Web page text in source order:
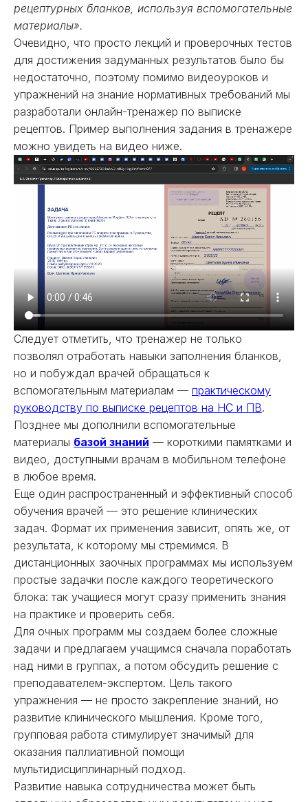
рецептурных бланков, используя вспомогательные
материалы».
Очевидно, что просто лекций и проверочных тестов
для достижения задуманных результатов было бы
недостаточно, поэтому помимо видеоуроков и
упражнений на знание нормативных требований мы
разработали онлайн-тренажер по выписке
рецептов. Пример выполнения задания в тренажере
можно увидеть на видео ниже.
Следует отметить, что тренажер не только
позволял отработать навыки заполнения бланков,
но и побуждал врачей обращаться к
вспомогательным материалам — практическому
руководству по выписке рецептов на НС и ПВ.
Позднее мы дополнили вспомогательные
материалы базой знаний — короткими памятками и
видео, доступными врачам в мобильном телефоне
в любое время.
Еще один распространенный и эффективный способ
обучения врачей — это решение клинических
задач. Формат их применения зависит, опять же, от
результата, к которому мы стремимся. В
дистанционных заочных программах мы используем
простые задачки после каждого теоретического
блока: так учащиеся могут сразу применить знания
на практике и проверить себя.
Для очных программ мы создаем более сложные
задачи и предлагаем учащимся сначала поработать
над ними в группах, а потом обсудить решение с
преподавателем-экспертом. Цель такого
упражнения — не просто закрепление знаний, но
развитие клинического мышления. Кроме того,
групповая работа стимулирует значимый для
оказания паллиативной помощи
мультидисциплинарный подход.
Развитие навыка сотрудничества может быть